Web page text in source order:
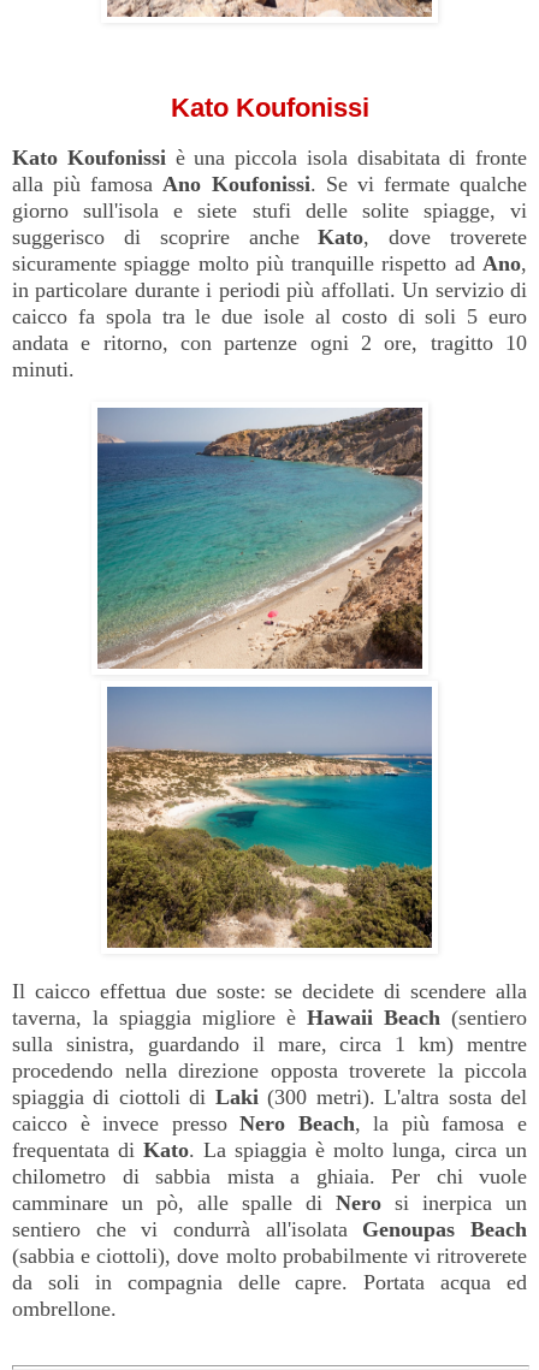
Kato Koufonissi
Kato Koufonissi è una piccola isola disabitata di fronte
alla più famosa Ano Koufonissi. Se vi fermate qualche
giorno sull'isola e siete stufi delle solite spiagge, vi
suggerisco di scoprire ancheKato, dove troverete
sicuramente spiagge molto più tranquille rispetto ad Ano,
in particolare durante i periodi più affollati. Un servizio di
caicco fa spola tra le due isole al costo di soli 5 euro
andata e ritorno, con partenze ogni 2 ore, tragitto 10
minuti.
Il caicco effettua due soste: se decidete di scendere alla
taverna, la spiaggia migliore è Hawaii Beach (sentiero
sulla sinistra, guardando il mare, circa 1 km) mentre
procedendo nella direzione opposta troverete la piccola
spiaggia di ciottoli di Laki(300 metri). L'altra sosta del
caicco è invece pressoNero Beach, la più famosa e
frequentata di Kato. La spiaggia è molto lunga, circa un
chilometro di sabbia mista a ghiaia. Per chi vuole
camminare un pò, alle spalle di Nero si inerpica un
sentiero che vi condurrà all'isolata Genoupas
Beach
(sabbia e ciottoli), dove molto probabilmente vi ritroverete
da soli in compagnia delle capre. Portata acqua ed
ombrellone.